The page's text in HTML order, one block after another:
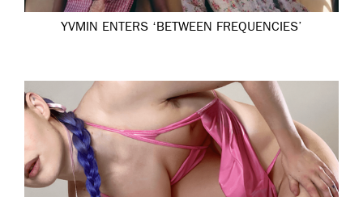
YVMIN ENTERS ‘BETWEEN FREQUENCIES’